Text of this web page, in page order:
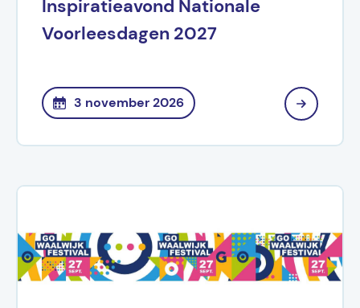
Inspiratieavond Nationale
Voorleesdagen 2027
3 november 2026